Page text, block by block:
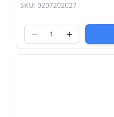
SKU: 0207202027